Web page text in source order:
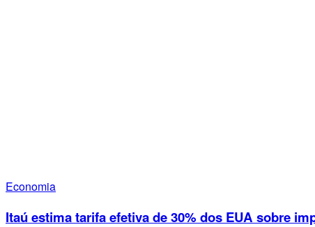
Economia
Itaú estima tarifa efetiva de 30% dos EUA sobre